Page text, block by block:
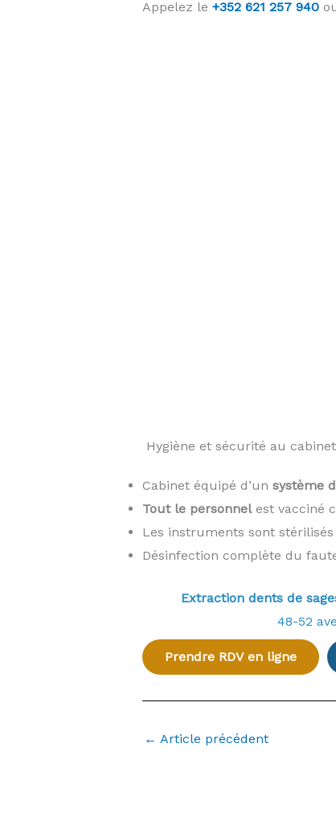
Appelez le +352 621 257 940
️ Hygiène et sécurité au cabinet
Cabinet équipé d’un système
Tout le personnelest vacciné
Les instruments sont
Désinfection complète du
Extraction dents de
48-52
Prendre RDV en ligne
← Article précédent